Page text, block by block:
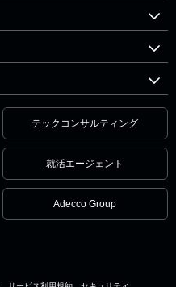
テックコンサルティング
就活エージェント
Adecco Group